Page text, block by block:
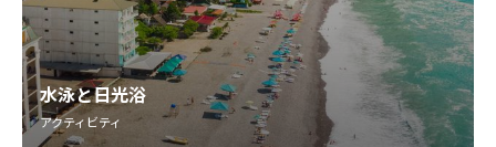
水泳と日光浴
アクティビティ